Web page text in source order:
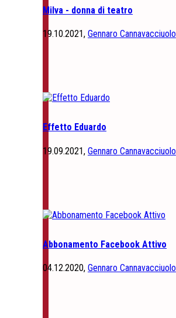
Milva - donna di teatro
19.10.2021, Gennaro Cannavacciuolo
Effetto Eduardo
19.09.2021, Gennaro Cannavacciuolo
Abbonamento Facebook Attivo
04.12.2020, Gennaro Cannavacciuolo